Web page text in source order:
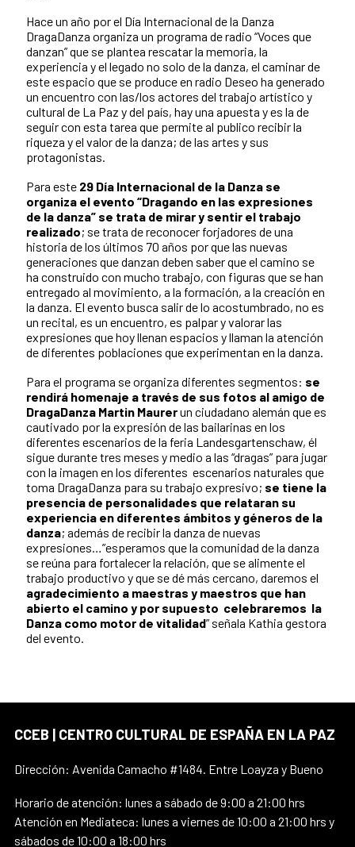
Hace un año por el Día Internacional de la Danza
DragaDanza organiza un programa de radio “Voces que
danzan” que se plantea rescatar la memoria, la
experiencia y el legado no solo de la danza, el caminar de
este espacio que se produce en radio Deseo ha generado
un encuentro con las/los actores del trabajo artístico y
cultural de La Paz y del país, hay una apuesta y es la de
seguir con esta tarea que permite al publico recibir la
riqueza y el valor de la danza; de las artes y sus
protagonistas.
Para este 29 Día Internacional de la Danza se
organiza el evento “Dragando en las expresiones
de la danza” se trata de mirar y sentir el trabajo
realizado; se trata de reconocer forjadores de una
historia de los últimos 70 años por que las nuevas
generaciones que danzan deben saber que el camino se
ha construido con mucho trabajo, con figuras que se han
entregado al movimiento, a la formación, a la creación en
la danza. El evento busca salir de lo acostumbrado, no es
un recital, es un encuentro, es palpar y valorar las
expresiones que hoy llenan espacios y llaman la atención
de diferentes poblaciones que experimentan en la danza.
Para el programa se organiza diferentes segmentos: se
rendirá homenaje a través de sus fotos al amigo de
DragaDanza Martin Maurerun ciudadano alemán que es
cautivado por la expresión de las bailarinas en los
diferentes escenarios de la feria Landesgartenschaw, él
sigue durante tres meses y medio a las “dragas” para jugar
con la imagen en los diferentes escenarios naturales que
toma DragaDanza para su trabajo expresivo; se tiene la
presencia de personalidades que relataran su
experiencia en diferentes ámbitos y géneros de la
danza; además de recibir la danza de nuevas
expresiones…”esperamos que la comunidad de la danza
se reúna para fortalecer la relación, que se alimente el
trabajo productivo y que se dé más cercano, daremos el
agradecimiento a maestras y maestros que han
abierto el camino y por supuesto celebraremos la
Danza como motor de vitalidad” señala Kathia gestora
del evento.
CCEB | CENTRO CULTURAL DE ESPAÑA EN LA PAZ
Dirección: Avenida Camacho #1484. Entre Loayza y Bueno
Horario de atención: lunes a sábado de 9:00 a 21:00 hrs
Atención en Mediateca: lunes a viernes de 10:00 a 21:00 hrs y
sábados de 10:00 a 18:00 hrs